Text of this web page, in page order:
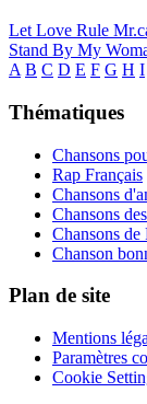
Let Love Rule
Stand By My
A B C D E F G H I
Thématiques
Chansons
Rap Français
Chansons
Chansons
Chansons
Chanson
Plan de site
Mentions
Paramètres
Cookie